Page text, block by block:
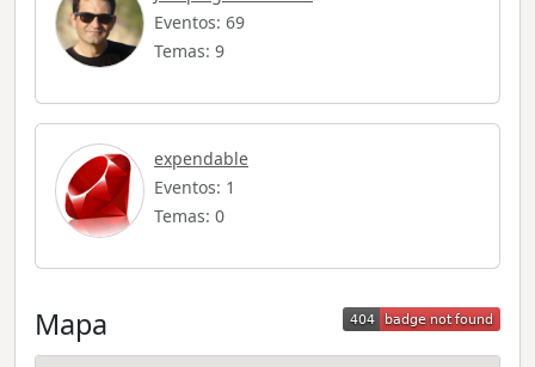
Eventos: 69
Temas: 9
expendable
Eventos: 1
Temas: 0
Mapa